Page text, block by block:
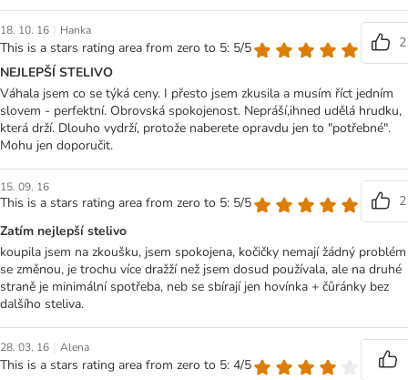
18. 10. 16 | Hanka
This is a stars rating area from zero to 5: 5/5
2
NEJLEPŠÍ STELIVO
Váhala jsem co se týká ceny. I přesto jsem zkusila a musím říct jedním
slovem - perfektní. Obrovská spokojenost. Nepráší,ihned udělá hrudku,
která drží. Dlouho vydrží, protože naberete opravdu jen to "potřebné".
Mohu jen doporučit.
15. 09. 16
This is a stars rating area from zero to 5: 5/5
2
Zatím nejlepší stelivo
koupila jsem na zkoušku, jsem spokojena, kočičky nemají žádný problém
se změnou, je trochu více dražží než jsem dosud používala, ale na druhé
straně je minimální spotřeba, neb se sbírají jen hovínka + čůránky bez
dalšího steliva.
28. 03. 16 | Alena
This is a stars rating area from zero to 5: 4/5